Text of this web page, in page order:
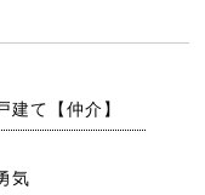
建て【仲介】
気